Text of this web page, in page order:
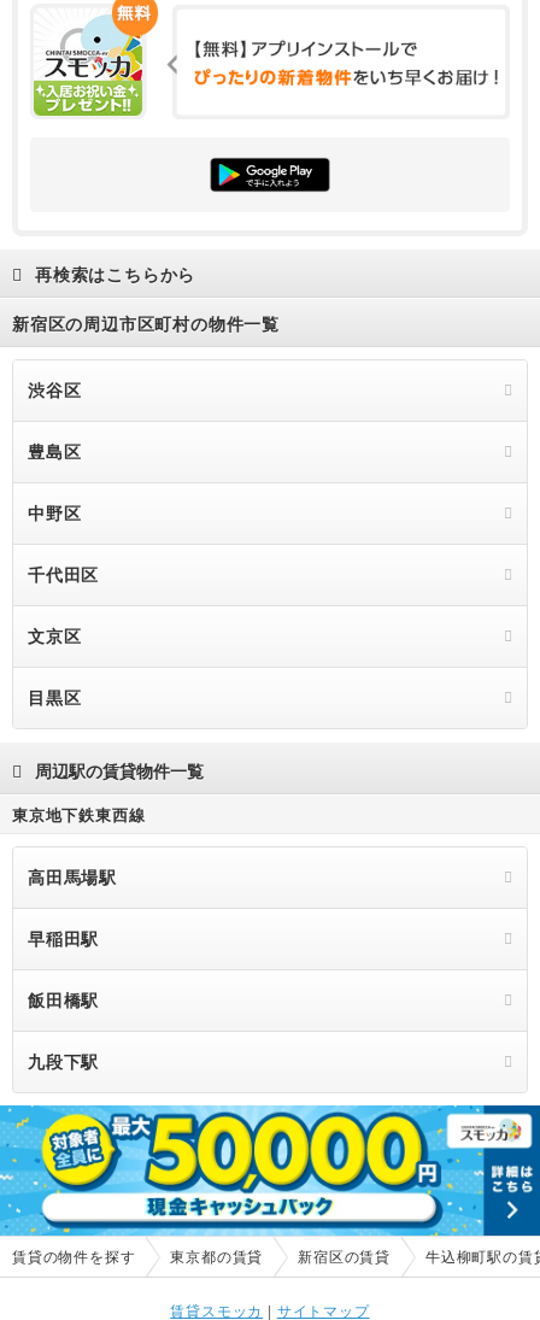
再検索はこちらから
新宿区の周辺市区町村の物件一覧
渋谷区
豊島区
中野区
千代田区
文京区
目黒区
周辺駅の賃貸物件一覧
東京地下鉄東西線
高田馬場駅
早稲田駅
飯田橋駅
九段下駅
賃貸の物件を探す 東京都の賃貸 新宿区の賃貸 牛込柳町駅の賃
賃貸スモッカ | サイトマップ